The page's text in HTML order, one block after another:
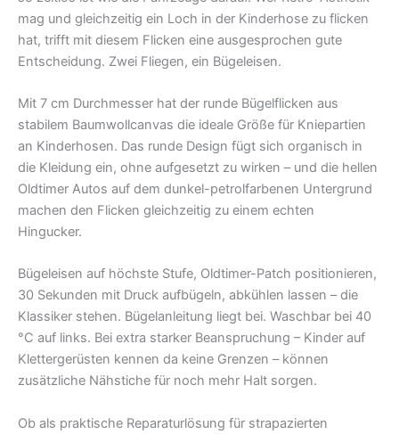
mag und gleichzeitig ein Loch in der Kinderhose zu flicken
hat, trifft mit diesem Flicken eine ausgesprochen gute
Entscheidung. Zwei Fliegen, ein Bügeleisen.
Mit 7 cm Durchmesser hat der runde Bügelflicken aus
stabilem Baumwollcanvas die ideale Größe für Kniepartien
an Kinderhosen. Das runde Design fügt sich organisch in
die Kleidung ein, ohne aufgesetzt zu wirken – und die hellen
Oldtimer Autos auf dem dunkel-petrolfarbenen Untergrund
machen den Flicken gleichzeitig zu einem echten
Hingucker.
Bügeleisen auf höchste Stufe, Oldtimer-Patch positionieren,
30 Sekunden mit Druck aufbügeln, abkühlen lassen – die
Klassiker stehen. Bügelanleitung liegt bei. Waschbar bei 40
°C auf links. Bei extra starker Beanspruchung – Kinder auf
Klettergerüsten kennen da keine Grenzen – können
zusätzliche Nähstiche für noch mehr Halt sorgen.
Ob als praktische Reparaturlösung für strapazierten